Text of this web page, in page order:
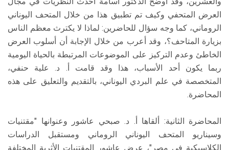
العرض المتحفي وكيف تم تطبيق هذا من خلال المتحف اليوناني
الروماني، كما وجه سؤال للحاضرين: لماذا لا يكترث معظم الناس
بزيارة المتاحف؟، وقد أعرب من خلال الإجابة أن أسلوب العرض
الخاطئ وعدم التركيز على الموضوعات المرتبطة بالحياة اليومية
ربما يكون أحد الأسباب، هذا وقد قامت أ. د. علية حنفي،
المتخصصة في علم البردي اليوناني، بالتقديم والتعليق على هذه
المحاضرة.
المحاضرة الثانية: ألقاها أ. د. صبحي عاشور وعنوانها "مقتنيات
وسيناريو المتحف اليوناني الروماني ومستقبل الدراسات
الكلاسيكية فى مصر"، عرض عاشور المقتنيات الأثرية المختلفة